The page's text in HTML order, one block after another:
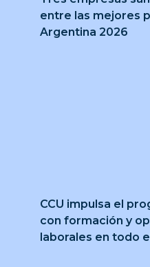
entre las mejores
Argentina 2026
CCU impulsa el
con formación y
laborales en todo